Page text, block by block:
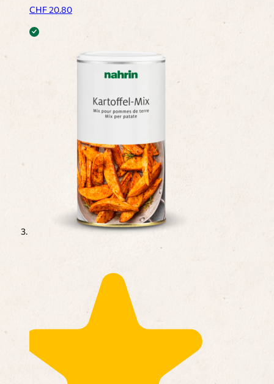
CHF20.80